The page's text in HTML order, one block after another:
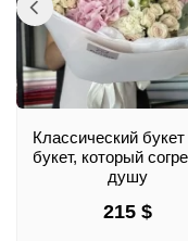
Классический
букет, который
душу
215 $